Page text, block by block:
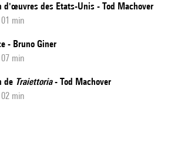
d'œuvres des Etats-Unis - Tod Machover
min
- Bruno Giner
min
de Traiettoria- Tod Machover
min